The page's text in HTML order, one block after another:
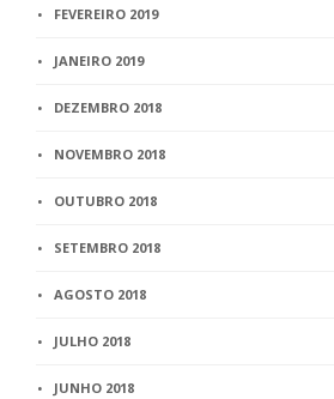
FEVEREIRO 2019
JANEIRO 2019
DEZEMBRO 2018
NOVEMBRO 2018
OUTUBRO 2018
SETEMBRO 2018
AGOSTO 2018
JULHO 2018
JUNHO 2018